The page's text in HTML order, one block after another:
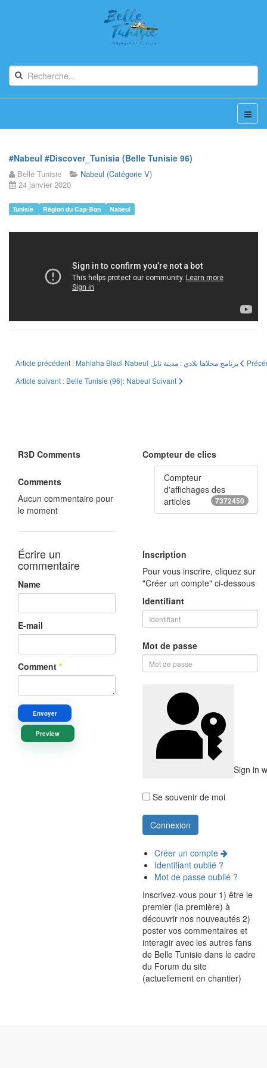
#Nabeul #Discover_Tunisia (Belle Tunisie 96)
Belle Tunisie
Nabeul (Catégorie V)
24 janvier 2020
Tunisie Région du Cap-Bon Nabeul
Article suivant : Belle Tunisie (96): Nabeul Suivant
R3D Comments
Comments
Aucun commentaire pour
le moment
Écrire un
commentaire
Name
E-mail
Comment *
Envoyer
Preview
Compteur de clics
Compteur
d'affichages des
articles
7372450
Inscription
Pour vous inscrire, cliquez sur
"Créer un compte" ci-dessous
Identifiant
Mot de passe
Sign in
Se souvenir de moi
Créer un compte
Identifiant oublié ?
Mot de passe oublié ?
Inscrivez-vous pour 1) être le
premier (la première) à
découvrir nos nouveautés 2)
poster vos commentaires et
interagir avec les autres fans
de Belle Tunisie dans le cadre
du Forum du site
(actuellement en chantier)